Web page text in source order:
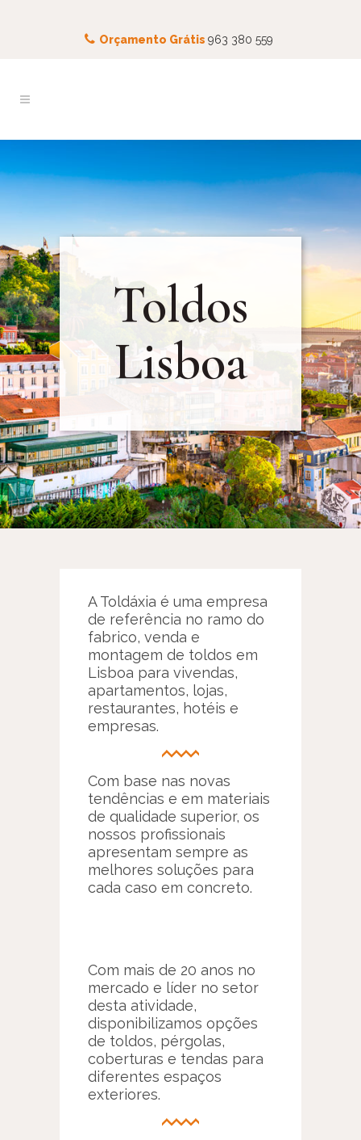
Orçamento Grátis 963 380 559
Toldos
Lisboa
A Toldáxia é uma empresa
de referência no ramo do
fabrico, venda e
montagem de toldos em
Lisboa para vivendas,
apartamentos, lojas,
restaurantes, hotéis e
empresas.
Com base nas novas
tendências e em materiais
de qualidade superior, os
nossos profissionais
apresentam sempre as
melhores soluções para
cada caso em concreto.
Com mais de 20 anos no
mercado e líder no setor
desta atividade,
disponibilizamos opções
de toldos, pérgolas,
coberturas e tendas para
diferentes espaços
exteriores.